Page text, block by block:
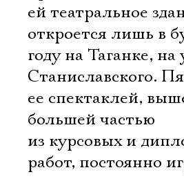
ей театральное
откроется лишь в
году на Таганке, на
Станиславского.
ее спектаклей,
большей частью
из курсовых и
работ, постоянно